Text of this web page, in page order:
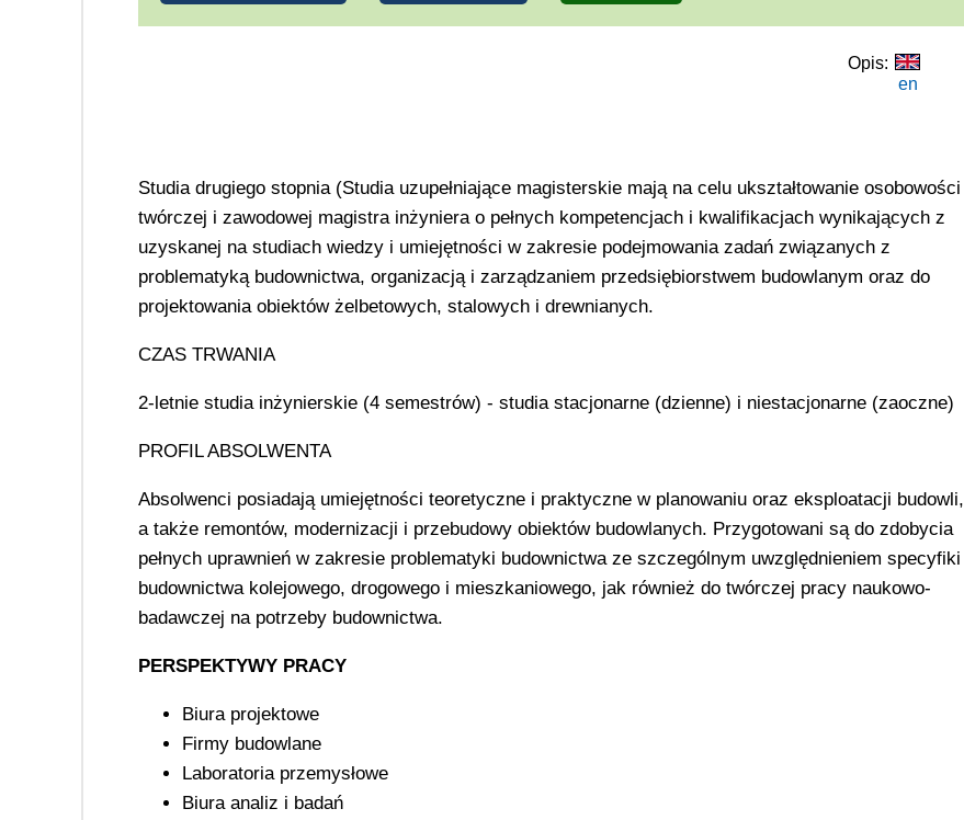
Opis:
en
Studia drugiego stopnia (Studia uzupełniające magisterskie mają na celu ukształtowanie osobowości
twórczej i zawodowej magistra inżyniera o pełnych kompetencjach i kwalifikacjach wynikających z
uzyskanej na studiach wiedzy i umiejętności w zakresie podejmowania zadań związanych z
problematyką budownictwa, organizacją i zarządzaniem przedsiębiorstwem budowlanym oraz do
projektowania obiektów żelbetowych, stalowych i drewnianych.
CZAS TRWANIA
2-letnie studia inżynierskie (4 semestrów) - studia stacjonarne (dzienne) i niestacjonarne (zaoczne)
PROFIL ABSOLWENTA
Absolwenci posiadają umiejętności teoretyczne i praktyczne w planowaniu oraz eksploatacji budowli,
a także remontów, modernizacji i przebudowy obiektów budowlanych. Przygotowani są do zdobycia
pełnych uprawnień w zakresie problematyki budownictwa ze szczególnym uwzględnieniem specyfiki
budownictwa kolejowego, drogowego i mieszkaniowego, jak również do twórczej pracy naukowo-
badawczej na potrzeby budownictwa.
PERSPEKTYWY PRACY
Biura projektowe
Firmy budowlane
Laboratoria przemysłowe
Biura analiz i badań